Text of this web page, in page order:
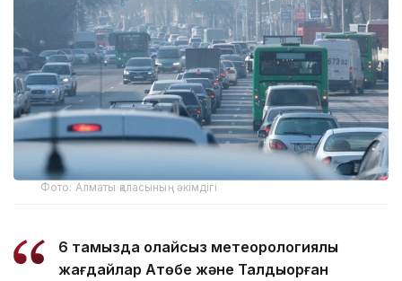
Фото: Алматы қаласының әкімдігі
6 тамызда қолайсыз метеорологиялық
жағдайлар Ақтөбе және Талдықорған